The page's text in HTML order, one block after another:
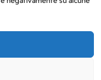
il tribunale di